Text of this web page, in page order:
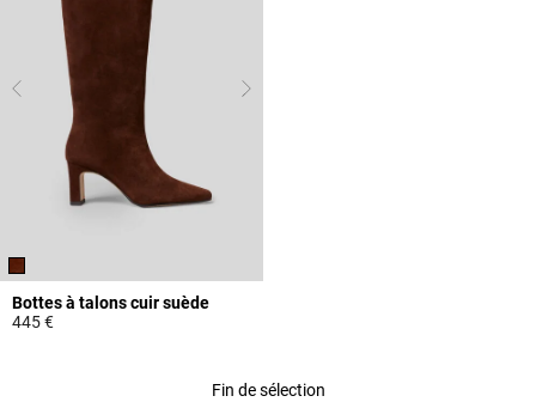
Bottes à talons cuir suède
445 €
Fin de sélection